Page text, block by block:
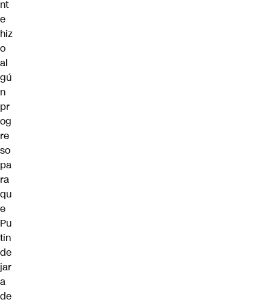
nt
e
hiz
o
al
gú
n
pr
og
re
so
pa
ra
qu
e
Pu
tin
de
jar
a
de